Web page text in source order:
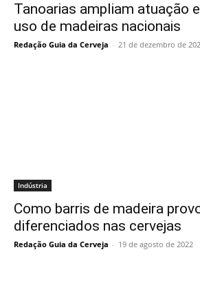
Tanoarias ampliam atuação
uso de madeiras nacionais
Redação Guia da Cerveja - 21 de dezembro de
Indústria
Como barris de madeira
diferenciados nas cervejas
Redação Guia da Cerveja - 19 de agosto de 2022